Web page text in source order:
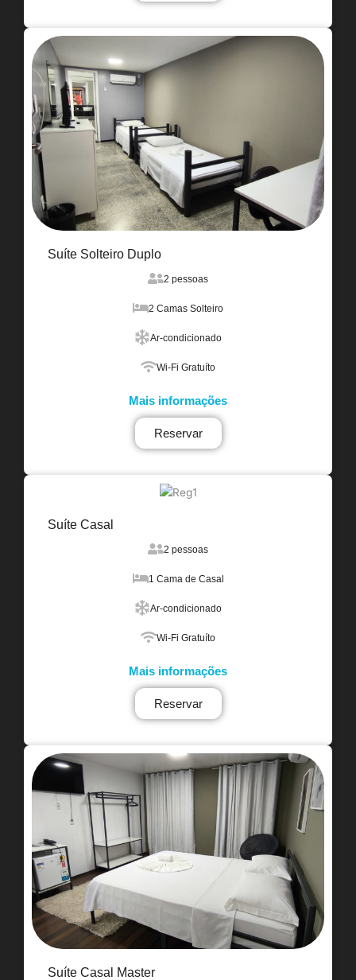
Suíte Solteiro Duplo
2 pessoas
2 Camas Solteiro
Ar-condicionado
Wi-Fi Gratuíto
Mais informações
Reservar
Suíte Casal
2 pessoas
1 Cama de Casal
Ar-condicionado
Wi-Fi Gratuíto
Mais informações
Reservar
Suíte Casal Master